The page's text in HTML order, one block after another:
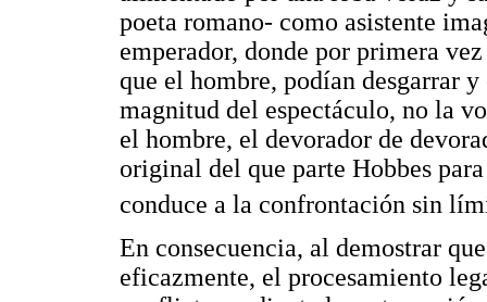
poeta romano- como asistente
emperador, donde por primera
que el hombre, podían desgarrar
magnitud del espectáculo, no la
el hombre, el devorador de
original del que parte Hobbes
conduce a la confrontación sin
En consecuencia, al demostrar
eficazmente, el procesamiento